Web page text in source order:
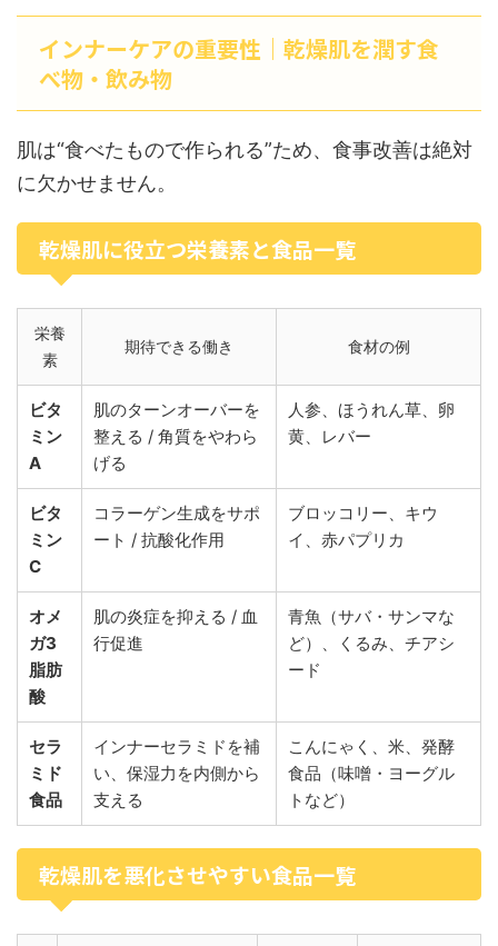
インナーケアの重要性｜乾燥肌を潤す食
べ物・飲み物
肌は“食べたもので作られる”ため、食事改善は絶対
に欠かせません。
乾燥肌に役立つ栄養素と食品一覧
栄養
素
期待できる働き 食材の例
ビタ
ミン
A
肌のターンオーバーを
整える / 角質をやわら
げる
人参、ほうれん草、卵
黄、レバー
ビタ
ミン
C
コラーゲン生成をサポ
ート / 抗酸化作用
ブロッコリー、キウ
イ、赤パプリカ
オメ
ガ3
脂肪
酸
肌の炎症を抑える / 血
行促進
青魚（サバ・サンマな
ど）、くるみ、チアシ
ード
セラ
ミド
食品
インナーセラミドを補
い、保湿力を内側から
支える
こんにゃく、米、発酵
食品（味噌・ヨーグル
トなど）
乾燥肌を悪化させやすい食品一覧